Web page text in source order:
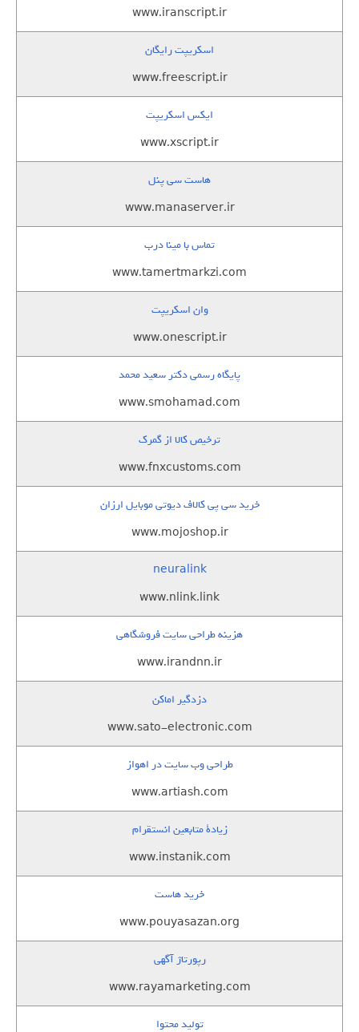
www.iranscript.ir
اسکریپت رایگان
www.freescript.ir
ایکس اسکریپت
www.xscript.ir
هاست سی پنل
www.manaserver.ir
تماس با مینا درب
www.tamertmarkzi.com
وان اسکریپت
www.onescript.ir
پایگاه رسمی دکتر سعید محمد
www.smohamad.com
ترخیص کالا از گمرک
www.fnxcustoms.com
خرید سی پی کالاف دیوتی موبایل ارزان
www.mojoshop.ir
neuralink
www.nlink.link
هزینه طراحی سایت فروشگاهی
www.irandnn.ir
دزدگیر اماکن
www.sato-electronic.com
طراحی وب سایت در اهواز
www.artiash.com
زيادة متابعين انستقرام
www.instanik.com
خرید هاست
www.pouyasazan.org
رپورتاژ آگهی
www.rayamarketing.com
تولید محتوا